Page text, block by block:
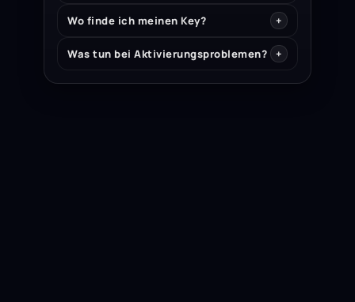
Wo finde ich meinen Key?
Was tun bei Aktivierungsproblemen?